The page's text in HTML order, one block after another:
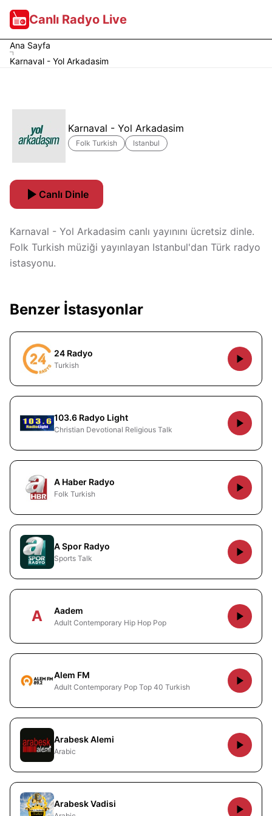
Canlı Radyo Live
Ana Sayfa
Karnaval - Yol Arkadasim
Karnaval - Yol Arkadasim
Folk Turkish Istanbul
Canlı Dinle
Karnaval - Yol Arkadasim canlı yayınını ücretsiz dinle.
Folk Turkish müziği yayınlayan Istanbul'dan Türk radyo
istasyonu.
Benzer İstasyonlar
24 Radyo
Turkish
103.6 Radyo Light
Christian Devotional Religious Talk
A Haber Radyo
Folk Turkish
A Spor Radyo
Sports Talk
A Aadem
Adult Contemporary Hip Hop Pop
Alem FM
Adult Contemporary Pop Top 40 Turkish
Arabesk Alemi
Arabic
Arabesk Vadisi